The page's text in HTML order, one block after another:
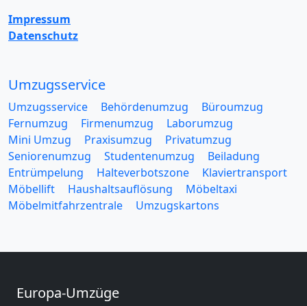
Impressum
Datenschutz
Umzugsservice
Umzugsservice Behördenumzug
Büroumzug
Fernumzug
Firmenumzug
Laborumzug
Mini Umzug
Praxisumzug
Privatumzug
Seniorenumzug
Studentenumzug
Beiladung
Entrümpelung
Halteverbotszone
Klaviertransport
Möbellift
Haushaltsauflösung
Möbeltaxi
Möbelmitfahrzentrale
Umzugskartons
Europa-Umzüge